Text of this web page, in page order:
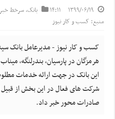
۱۳۹۹/۰۶/۱۹ ۱۴:۱۱ بانک,سرخط
منبع: کسب و کار نیوز
کسب و کار نیوز - مدیرعامل بانک
هرمزگان در پارسیان، بندرلنگه،
این بانک در جهت ارائه خدمات
شرکت های فعال در این بخش از قبیل
صادرات محور خبر داد.